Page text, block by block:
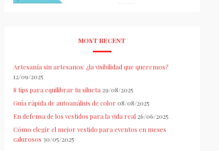
MOST RECENT
Artesanía sin artesanos: ¿la visibilidad que queremos?
12/09/2025
8 tips para equilibrar tu silueta 29/08/2025
Guía rápida de autoanálisis de color 08/08/2025
En defensa de los vestidos para la vida real 26/06/2025
Cómo elegir el mejor vestido para eventos en meses
calurosos 30/05/2025